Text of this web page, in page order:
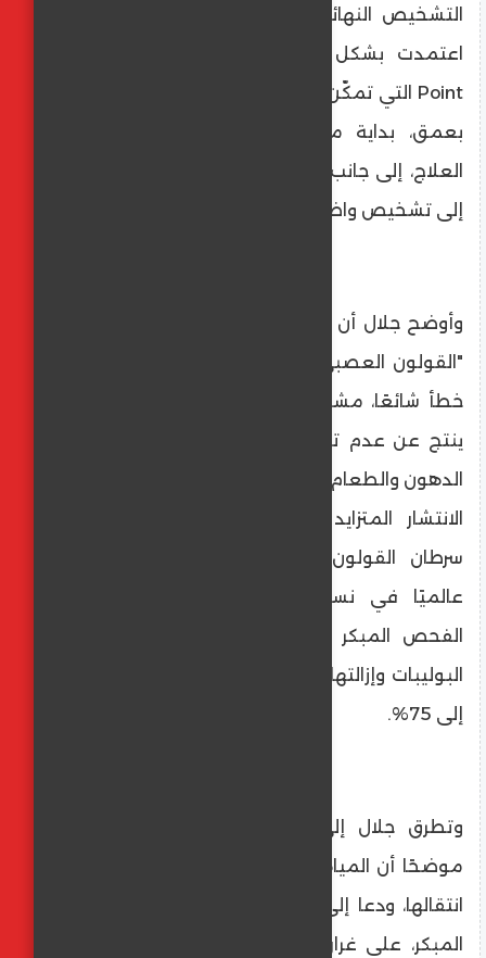
التشخيص النهائي. وأضاف أن النسخة الحالية
Point التي تمكّن الطبيب من دراسة مرض واحد
بعمق، بداية من المسار التشخيصي وحتى
العلاج، إلى جانب مناقشة الحالات التي لا تصل
إلى تشخيص واضح.
وأوضح جلال أن الاعتماد المتكرر على تشخيص
"القولون العصبي" دون فحوصات كافية يمثل
خطأ شائعًا، مشيرًا إلى أن الإسهال المزمن قد
ينتج عن عدم تحمل اللاكتوز، أو قصور هضم
الدهون والطعام، أو قصور البنكرياس، فضلًا عن
الانتشار المتزايد لـ جيوب القولون. وأكد أن
سرطان القولون أصبح يحتل المرتبة الثالثة
عالميًا في نسب الإصابة، مشددًا على أن
البوليبات وإزالتها يقي من الإصابة بنسبة تصل
إلى 75%.
وتطرق جلال إلى انتشار الجرثومة الحلزونية،
موضحًا أن المياه غير الآمنة تعد من أبرز طرق
انتقالها، ودعا إلى إطلاق برامج وطنية للكشف
المبكر، على غرار التجارب المطبقة في اليابان